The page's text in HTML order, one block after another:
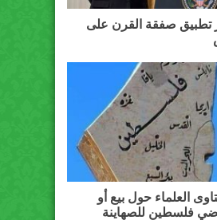
تطبيق صفقة القرن على
العلماء حول بيع أو
فلسطين للصهاينة